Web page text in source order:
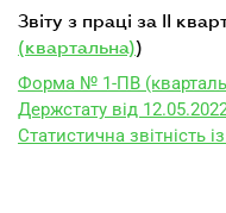
звіту з праці за II
(квартальна))
Форма № 1-ПВ
Держстату від
Статистична звітність